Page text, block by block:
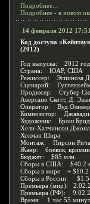
Подробнее...
Подробнее - в новом
14 февраля 2012 17:51
Код доступа
(2012)
Год выпуска: 2012 год
Страна: ЮАР, США
Режиссер: Эспиноза
Сценарий:
Продюсер: Стубер
Аверсано Скотт, Д.
Оператор: Вуд Оливер
Композитор: Джавади
Художник: Брош
Хели-Хатчинсон
Хокман Шира
Монтаж: Пирсон
Жанр: боевик,
Бюджет: $85 млн.
Сборы в США: $40.2
Сборы в мире + $10.2
Сборы в России: $1.5
Премьера (мир):
Премьера (РФ):
Время: 1 час 55 минут